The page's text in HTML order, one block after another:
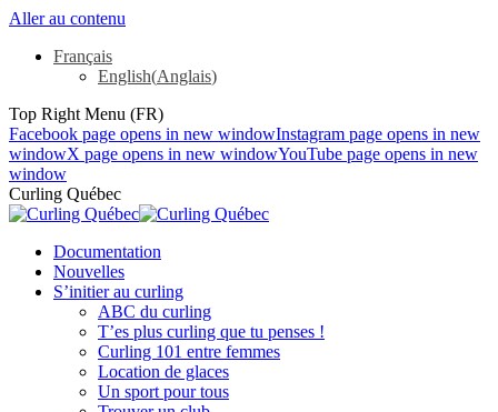
Aller au contenu
Français
English(Anglais)
Top Right Menu (FR)
Facebook page opens in new windowInstagram page opens in new
windowX page opens in new windowYouTube page opens in new
window
Curling Québec
Documentation
Nouvelles
S’initier au curling
ABC du curling
T’es plus curling que tu penses !
Curling 101 entre femmes
Location de glaces
Un sport pour tous